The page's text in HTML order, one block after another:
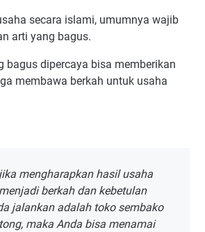
secara islami, umumnya wajib
arti yang bagus.
bagus dipercaya bisa memberikan
membawa berkah untuk usaha
mengharapkan hasil usaha
berkah dan kebetulan
jalankan adalah toko sembako
maka Anda bisa menamai